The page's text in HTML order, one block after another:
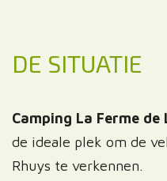
DE SITUATIE
Camping La Ferme de
de ideale plek om de
Rhuys te verkennen.